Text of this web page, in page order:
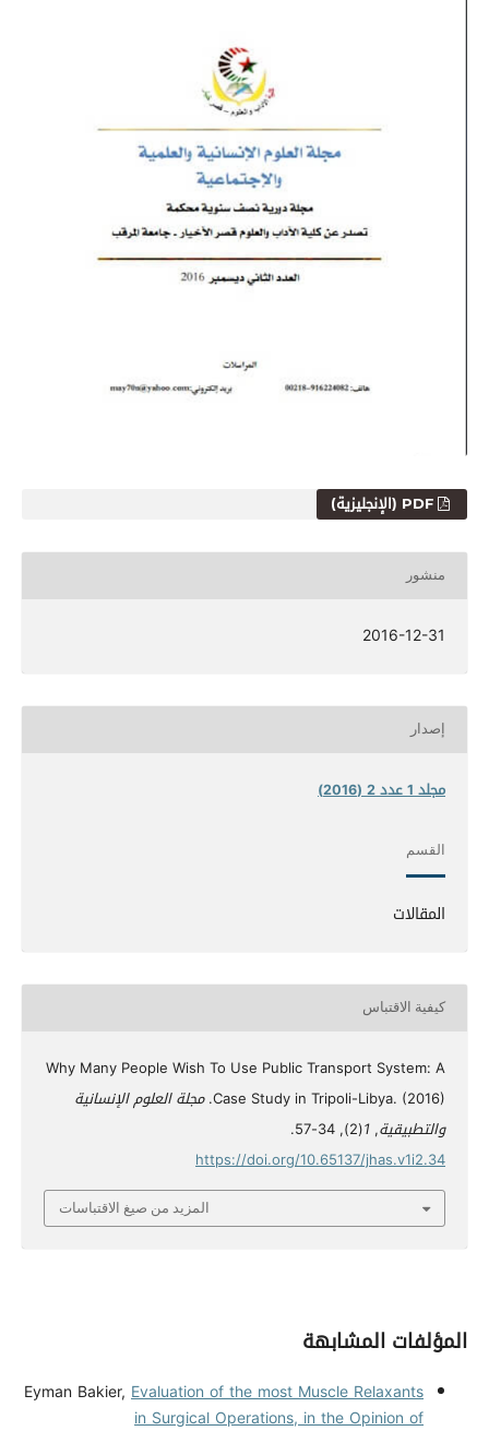
PDF (الإنجليزية)
منشور
2016-12-31
إصدار
مجلد 1 عدد 2 (2016)
القسم
المقالات
كيفية الاقتباس
Why Many People Wish To Use Public Transport System: A
Case Study in Tripoli-Libya. (2016). مجلة العلوم الإنسانية
والتطبيقية,
1
(2), 34-57.
https://doi.org/10.65137/jhas.v1i2.34
المزيد من صيغ الاقتباسات
المؤلفات المشابهة
Eyman Bakier,Evaluation of the most Muscle Relaxants
in Surgical Operations, in the Opinion of